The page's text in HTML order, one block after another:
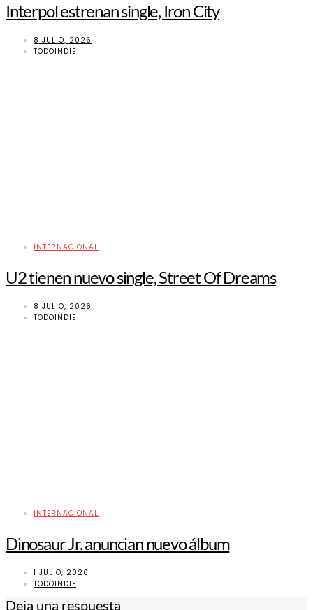
Interpol estrenan single, Iron City
8 JULIO, 2026
TODOINDIE
INTERNACIONAL
U2 tienen nuevo single, Street Of Dreams
8 JULIO, 2026
TODOINDIE
INTERNACIONAL
Dinosaur Jr. anuncian nuevo álbum
1 JULIO, 2026
TODOINDIE
Deja una respuesta